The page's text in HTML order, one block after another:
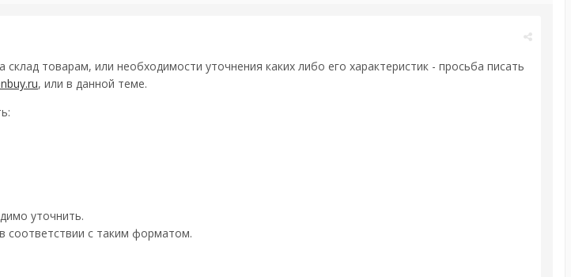
товарам, или необходимости уточнения каких либо его характеристик - просьба писать
, или в данной теме.
уточнить.
с таким форматом.